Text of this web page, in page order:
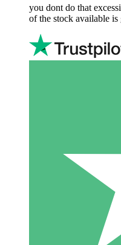
you dont do that
of the stock available